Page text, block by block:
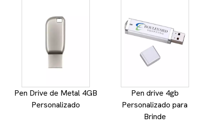
Pen Drive de Metal 4GB
Personalizado
Pen drive 4gb
Personalizado para
Brinde